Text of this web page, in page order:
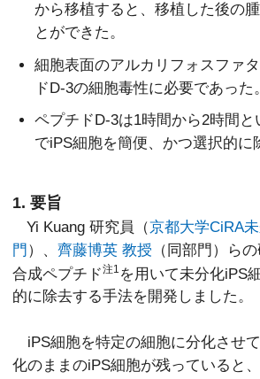
から移植すると、移植した後の
とができた。
細胞表面のアルカリフォスファ
ドD-3の細胞毒性に必要であった
ペプチドD-3は1時間から2時間
でiPS細胞を簡便、かつ選択的に
1. 要旨
Yi Kuang 研究員（京都大学CiRA
門 ）、齊藤博英 教授 （同部門）ら
合成ペプチド注1 を用いて未分化iPS
的に除去する手法を開発しました。
iPS細胞を特定の細胞に分化させ
化のままのiPS細胞が残っていると